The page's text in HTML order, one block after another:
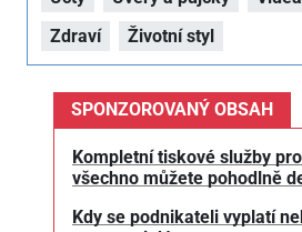
Zdraví
Životní styl
SPONZOROVANÝ OBSAH
Kompletní tiskové služby
všechno můžete pohodlně
Kdy se podnikateli vyplatí